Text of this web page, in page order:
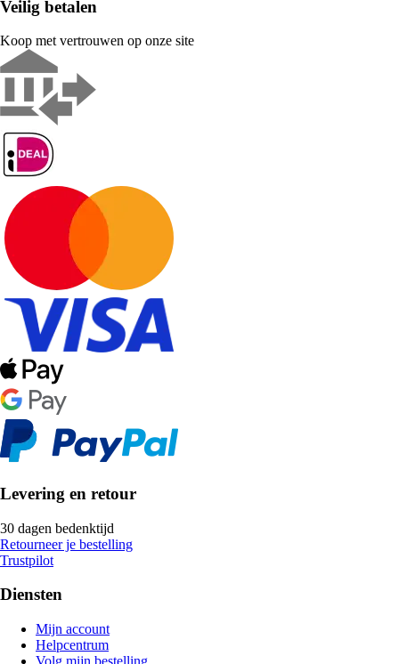
Veilig betalen
Koop met vertrouwen op onze site
Levering en retour
30 dagen bedenktijd
Retourneer je bestelling
Trustpilot
Diensten
Mijn account
Helpcentrum